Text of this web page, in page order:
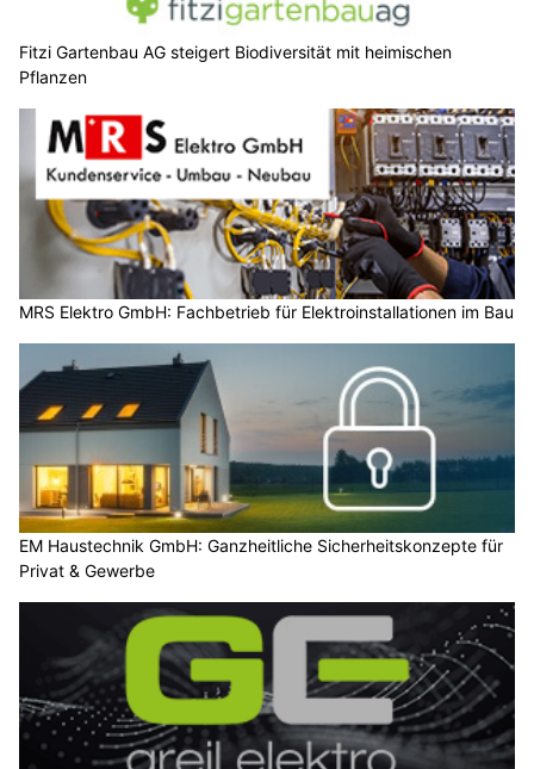
Fitzi Gartenbau AG steigert Biodiversität mit heimischen
Pflanzen
MRS Elektro GmbH: Fachbetrieb für Elektroinstallationen im Bau
EM Haustechnik GmbH: Ganzheitliche Sicherheitskonzepte für
Privat & Gewerbe